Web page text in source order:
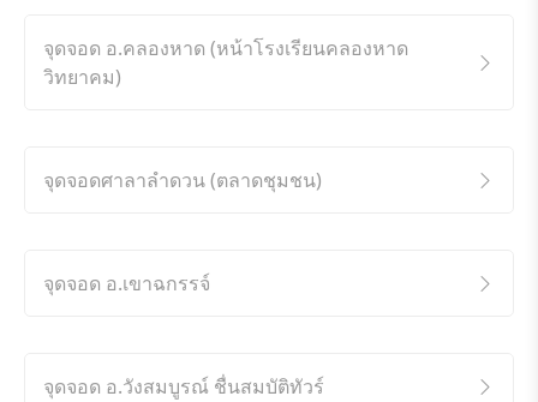
จุดจอด อ.คลองหาด (หน้าโรงเรียนคลองหาด
วิทยาคม)
จุดจอดศาลาลำดวน (ตลาดชุมชน)
จุดจอด อ.เขาฉกรรจ์
จุดจอด อ.วังสมบูรณ์ ชื่นสมบัติทัวร์